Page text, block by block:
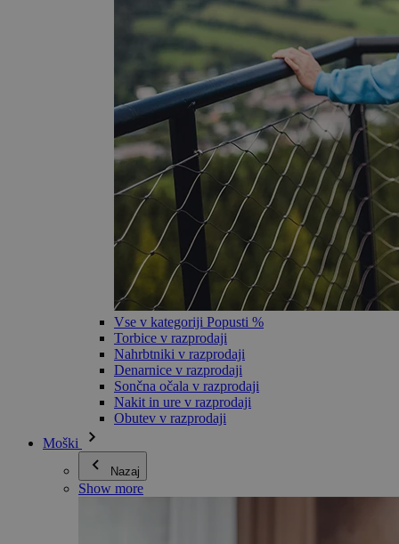
Vse v kategoriji Popusti %
Torbice v razprodaji
Nahrbtniki v razprodaji
Denarnice v razprodaji
Sončna očala v razprodaji
Nakit in ure v razprodaji
Obutev v razprodaji
Moški
Nazaj
Show more